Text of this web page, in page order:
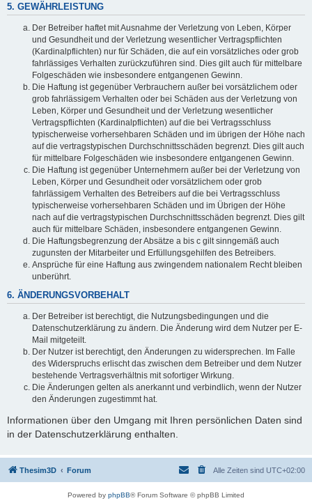
5. GEWÄHRLEISTUNG
Der Betreiber haftet mit Ausnahme der Verletzung von Leben, Körper
und Gesundheit und der Verletzung wesentlicher Vertragspflichten
(Kardinalpflichten) nur für Schäden, die auf ein vorsätzliches oder grob
fahrlässiges Verhalten zurückzuführen sind. Dies gilt auch für mittelbare
Folgeschäden wie insbesondere entgangenen Gewinn.
Die Haftung ist gegenüber Verbrauchern außer bei vorsätzlichem oder
grob fahrlässigem Verhalten oder bei Schäden aus der Verletzung von
Leben, Körper und Gesundheit und der Verletzung wesentlicher
Vertragspflichten (Kardinalpflichten) auf die bei Vertragsschluss
typischerweise vorhersehbaren Schäden und im übrigen der Höhe nach
auf die vertragstypischen Durchschnittsschäden begrenzt. Dies gilt auch
für mittelbare Folgeschäden wie insbesondere entgangenen Gewinn.
Die Haftung ist gegenüber Unternehmern außer bei der Verletzung von
Leben, Körper und Gesundheit oder vorsätzlichem oder grob
fahrlässigem Verhalten des Betreibers auf die bei Vertragsschluss
typischerweise vorhersehbaren Schäden und im Übrigen der Höhe
nach auf die vertragstypischen Durchschnittsschäden begrenzt. Dies gilt
auch für mittelbare Schäden, insbesondere entgangenen Gewinn.
Die Haftungsbegrenzung der Absätze a bis c gilt sinngemäß auch
zugunsten der Mitarbeiter und Erfüllungsgehilfen des Betreibers.
Ansprüche für eine Haftung aus zwingendem nationalem Recht bleiben
unberührt.
6. ÄNDERUNGSVORBEHALT
Der Betreiber ist berechtigt, die Nutzungsbedingungen und die
Datenschutzerklärung zu ändern. Die Änderung wird dem Nutzer per E-
Mail mitgeteilt.
Der Nutzer ist berechtigt, den Änderungen zu widersprechen. Im Falle
des Widerspruchs erlischt das zwischen dem Betreiber und dem Nutzer
bestehende Vertragsverhältnis mit sofortiger Wirkung.
Die Änderungen gelten als anerkannt und verbindlich, wenn der Nutzer
den Änderungen zugestimmt hat.
Informationen über den Umgang mit Ihren persönlichen Daten sind
in der Datenschutzerklärung enthalten.
Thesim3D Forum Alle Zeiten sind UTC+02:00
Powered by phpBB® Forum Software © phpBB Limited